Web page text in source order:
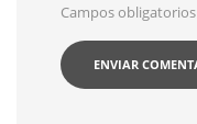
Campos obligatorios